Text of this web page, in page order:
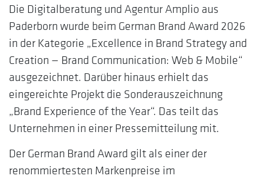
Die Digitalberatung und Agentur Amplio aus
Paderborn wurde beim German Brand Award 2026
in der Kategorie „Excellence in Brand Strategy and
Creation — Brand Communication: Web & Mobile“
ausgezeichnet. Darüber hinaus erhielt das
eingereichte Projekt die Sonderauszeichnung
„Brand Experience of the Year“. Das teilt das
Unternehmen in einer Pressemitteilung mit.
Der German Brand Award gilt als einer der
renommiertesten Markenpreise im